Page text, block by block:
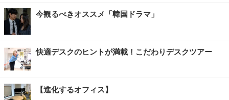
今観るべきオススメ「韓国ドラマ」
快適デスクのヒントが満載！こだわりデスクツアー
【進化するオフィス】